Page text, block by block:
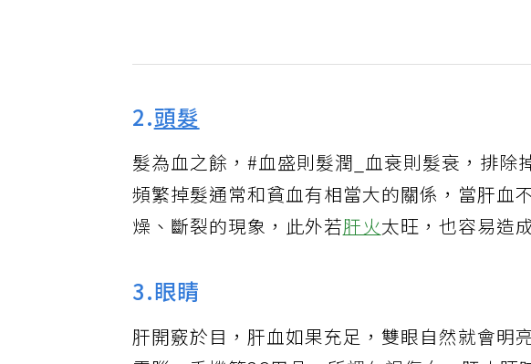
2.頭髮
髮為血之餘，#血盛則髮潤_血衰則髮衰，排除
頻繁掉髮通常和貧血有相當大的關係，當肝血
燥、斷裂的現象，此外若肝火太旺，也容易造
3.眼睛
肝開竅於目，肝血如果充足，雙眼自然就會明